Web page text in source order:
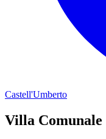
Castell'Umberto
Villa